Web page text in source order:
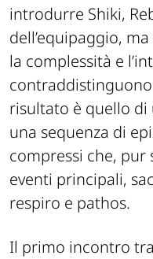
introdurre Shiki,
dell’equipaggio,
la complessità e
contraddistinguono
risultato è quello di
una sequenza di
compressi che,
eventi principali,
respiro e pathos.
Il primo incontro